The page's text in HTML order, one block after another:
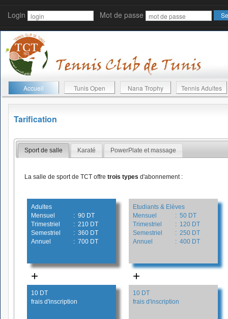
Login Mot de passe
Accueil Tunis Open Nana Trophy Tennis Adultes
Tarification
Sport de salle Karaté PowerPlate et massage
La salle de sport de TCT offre trois types d'abonnement :
Adultes
Mensuel
: 90 DT
Trimestriel
: 210 DT
Semestriel
: 360 DT
Annuel
: 700 DT
Etudiants & Elèves
Mensuel
: 50 DT
Trimestriel
: 120 DT
Semestriel
: 250 DT
Annuel
: 400 DT
+ +
10 DT
frais d'inscription
10 DT
frais d'inscription